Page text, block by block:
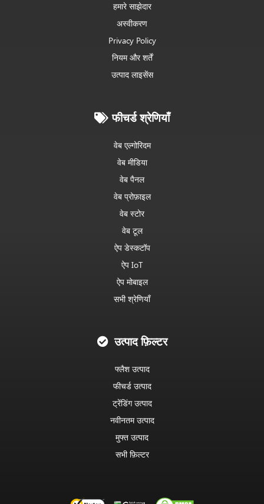
हमारे साझेदार
अस्वीकरण
Privacy Policy
नियम और शर्तें
उत्पाद लाइसेंस
फीचर्ड श्रेणियाँ
वेब एल्गोरिदम
वेब मीडिया
वेब पैनल
वेब प्रोफ़ाइल
वेब स्टोर
वेब टूल
ऐप डेस्कटॉप
ऐप IoT
ऐप मोबाइल
सभी श्रेणियाँ
उत्पाद फ़िल्टर
फ्लैश उत्पाद
फीचर्ड उत्पाद
ट्रेंडिंग उत्पाद
नवीनतम उत्पाद
मुफ्त उत्पाद
सभी फ़िल्टर